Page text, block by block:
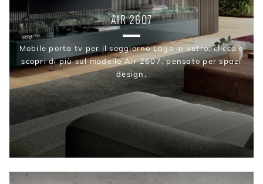
AIR 2607
Mobile porta tv per il soggiorno Lago in vetro: clicca e
scopri di più sul modello Air 2607, pensato per spazi
design.